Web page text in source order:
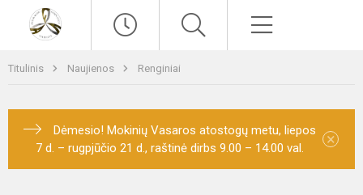
Titulinis Naujienos Renginiai
Dėmesio! Mokinių Vasaros atostogų metu, liepos
7 d. – rugpjūčio 21 d., raštinė dirbs 9.00 – 14.00 val.
×